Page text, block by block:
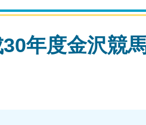
年度金沢競